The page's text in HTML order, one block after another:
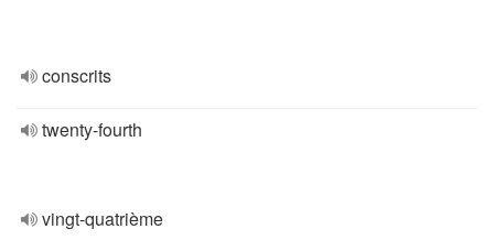
conscrits
twenty-fourth
vingt-quatrième